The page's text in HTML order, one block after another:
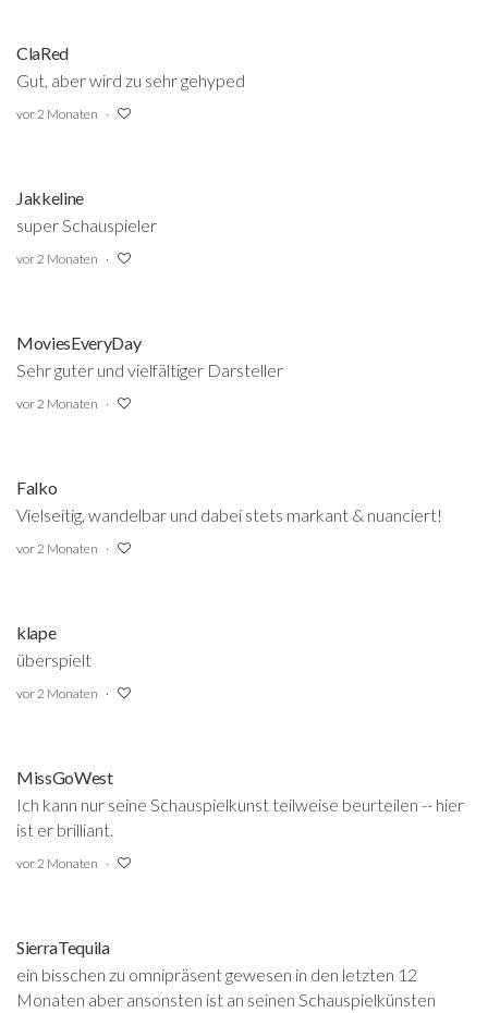
ClaRed
Gut, aber wird zu sehr gehyped
vor 2 Monaten
Jakkeline
super Schauspieler
vor 2 Monaten
MoviesEveryDay
Sehr guter und vielfältiger Darsteller
vor 2 Monaten
Falko
Vielseitig, wandelbar und dabei stets markant & nuanciert!
vor 2 Monaten
klape
überspielt
vor 2 Monaten
MissGoWest
Ich kann nur seine Schauspielkunst teilweise beurteilen -- hier
ist er brilliant.
vor 2 Monaten
SierraTequila
ein bisschen zu omnipräsent gewesen in den letzten 12
Monaten aber ansonsten ist an seinen Schauspielkünsten